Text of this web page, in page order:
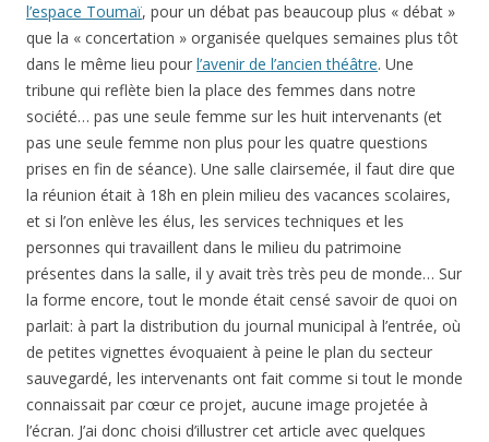
l’espace Toumaï, pour un débat pas beaucoup plus « débat »
que la « concertation » organisée quelques semaines plus tôt
dans le même lieu pour l’avenir de l’ancien théâtre. Une
tribune qui reflète bien la place des femmes dans notre
société… pas une seule femme sur les huit intervenants (et
pas une seule femme non plus pour les quatre questions
prises en fin de séance). Une salle clairsemée, il faut dire que
la réunion était à 18h en plein milieu des vacances scolaires,
et si l’on enlève les élus, les services techniques et les
personnes qui travaillent dans le milieu du patrimoine
présentes dans la salle, il y avait très très peu de monde… Sur
la forme encore, tout le monde était censé savoir de quoi on
parlait: à part la distribution du journal municipal à l’entrée, où
de petites vignettes évoquaient à peine le plan du secteur
sauvegardé, les intervenants ont fait comme si tout le monde
connaissait par cœur ce projet, aucune image projetée à
l’écran. J’ai donc choisi d’illustrer cet article avec quelques